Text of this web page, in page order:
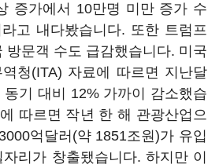
증가에서 10만명 미만 증가 수
고 내다봤습니다. 또한 트럼프
방문객 수도 급감했습니다. 미국
청(ITA) 자료에 따르면 지난달
기 대비 12% 가까이 감소했습
따르면 작년 한 해 관광산업으
억달러(약 1851조원)가 유입
리가 창출됐습니다. 하지만 이